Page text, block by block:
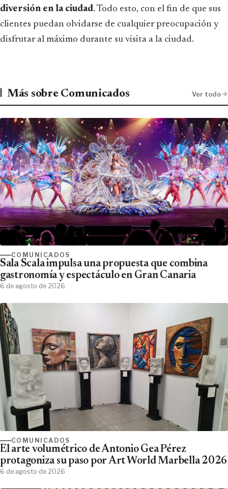
diversión en la ciudad. Todo esto, con el fin de que sus
clientes puedan olvidarse de cualquier preocupación y
disfrutar al máximo durante su visita a la ciudad.
Más sobre Comunicados Ver todo
COMUNICADOS
Sala Scala impulsa una propuesta que combina
gastronomía y espectáculo en Gran Canaria
6 de agosto de 2026
COMUNICADOS
El arte volumétrico de Antonio Gea Pérez
protagoniza su paso por Art World Marbella 2026
6 de agosto de 2026